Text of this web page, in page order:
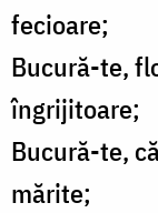
fecioare;
Bucură-te,
îngrijitoare;
Bucură-te,
mărite;